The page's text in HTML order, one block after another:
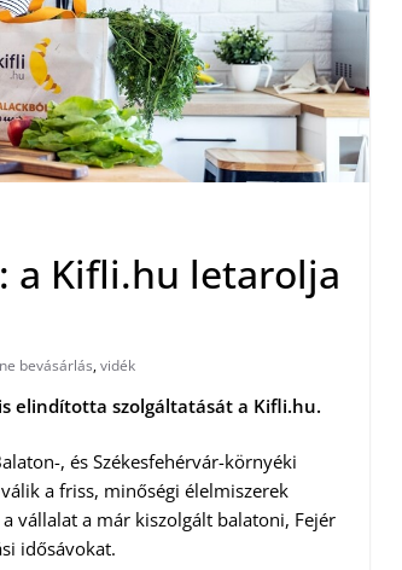
a Kifli.hu letarolja
bevásárlás,vidék
elindította szolgáltatását a Kifli.hu.
, és Székesfehérvár-környéki
a friss, minőségi élelmiszerek
vállalat a már kiszolgált balatoni, Fejér
idősávokat.